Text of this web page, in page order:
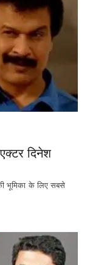
दिनेश
भूमिका के लिए सबसे